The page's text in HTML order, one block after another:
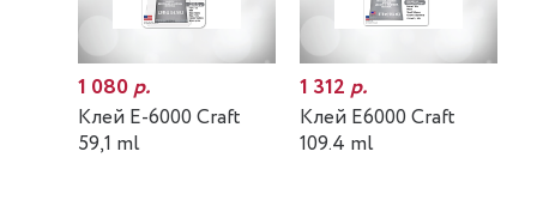
1 080р.
Клей E-6000 Craft
59,1 ml
1 312р.
Клей E6000 Craft
109.4 ml